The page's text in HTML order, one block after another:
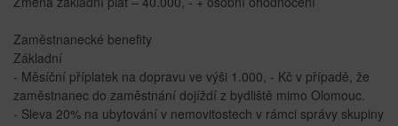
Zaměstnanecké benefity
Základní
- Měsíční příplatek na dopravu ve výši 1.000, - Kč v případě, že
zaměstnanec do zaměstnání dojíždí z bydliště mimo Olomouc.
- Sleva 20% na ubytování v nemovitostech v rámci správy skupiny